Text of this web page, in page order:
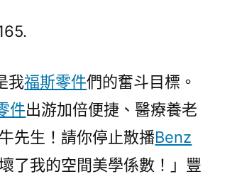
我福斯零件們的奮斗目標。
件出游加倍便捷、醫療養老
先生！請你停止散播Benz
了我的空間美學係數！」豐